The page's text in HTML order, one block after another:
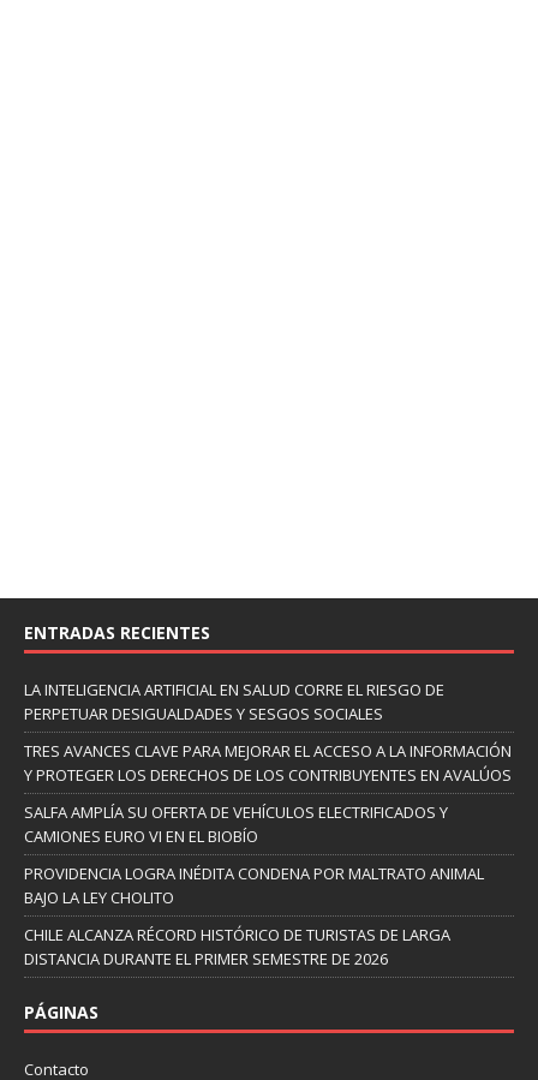
ENTRADAS RECIENTES
LA INTELIGENCIA ARTIFICIAL EN SALUD CORRE EL RIESGO DE
PERPETUAR DESIGUALDADES Y SESGOS SOCIALES
TRES AVANCES CLAVE PARA MEJORAR EL ACCESO A LA INFORMACIÓN
Y PROTEGER LOS DERECHOS DE LOS CONTRIBUYENTES EN AVALÚOS
SALFA AMPLÍA SU OFERTA DE VEHÍCULOS ELECTRIFICADOS Y
CAMIONES EURO VI EN EL BIOBÍO
PROVIDENCIA LOGRA INÉDITA CONDENA POR MALTRATO ANIMAL
BAJO LA LEY CHOLITO
CHILE ALCANZA RÉCORD HISTÓRICO DE TURISTAS DE LARGA
DISTANCIA DURANTE EL PRIMER SEMESTRE DE 2026
PÁGINAS
Contacto